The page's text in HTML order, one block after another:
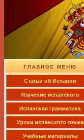
ГЛАВНОЕ МЕНЮ
Cтатьи об Испании
Изучение испанского
Испанская грамматика
Уроки испанского языка
Учебные материалы